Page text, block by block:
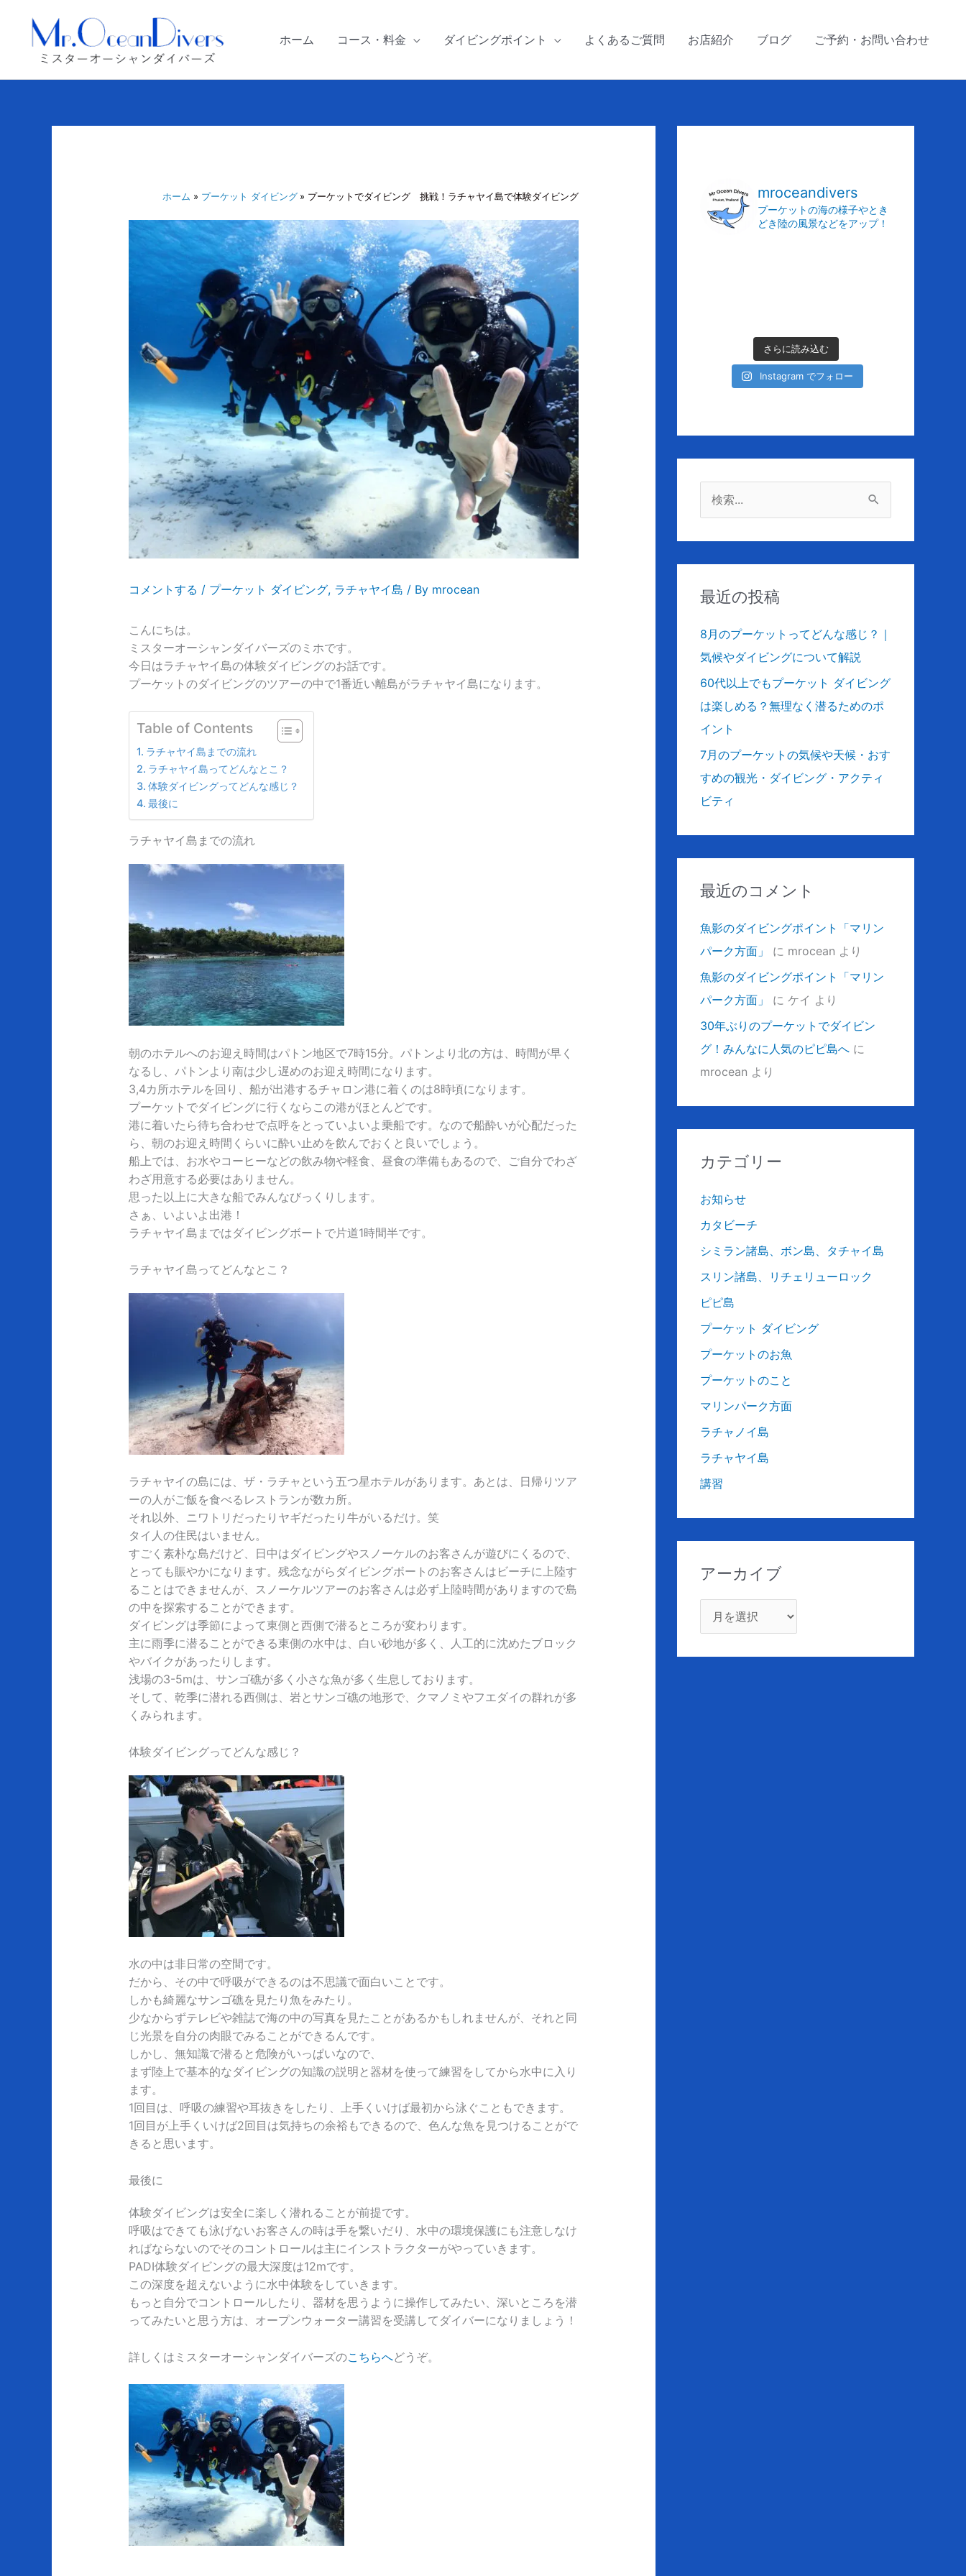
キ
ホーム コース・料金 ダイビングポイント よくあるご質問 お店紹介 ブログ ご予約・お問い合わせ
ホーム プーケット ダイビング プーケットでダイビング 挑戦！ラチャヤイ島で体験ダイビング
コメントする / プーケット ダイビング, ラチャヤイ島 / By mrocean
こんにちは。
ミスターオーシャンダイバーズのミホです。
今日はラチャヤイ島の体験ダイビングのお話です。
プーケットのダイビングのツアーの中で1番近い離島がラチャヤイ島になります。
Table of Contents
ラチャヤイ島までの流れ
ラチャヤイ島ってどんなとこ？
体験ダイビングってどんな感じ？
最後に
ラチャヤイ島までの流れ
朝のホテルへのお迎え時間はパトン地区で7時15分。パトンより北の方は、時間が早く
なるし、パトンより南は少し遅めのお迎え時間になります。
3,4カ所ホテルを回り、船が出港するチャロン港に着くのは8時頃になります。
プーケットでダイビングに行くならこの港がほとんどです。
港に着いたら待ち合わせで点呼をとっていよいよ乗船です。なので船酔いが心配だった
ら、朝のお迎え時間くらいに酔い止めを飲んでおくと良いでしょう。
船上では、お水やコーヒーなどの飲み物や軽食、昼食の準備もあるので、ご自分でわざ
わざ用意する必要はありません。
思った以上に大きな船でみんなびっくりします。
さぁ、いよいよ出港！
ラチャヤイ島まではダイビングボートで片道1時間半です。
ラチャヤイ島ってどんなとこ？
ラチャヤイの島には、ザ・ラチャという五つ星ホテルがあります。あとは、日帰りツア
ーの人がご飯を食べるレストランが数カ所。
それ以外、ニワトリだったりヤギだったり牛がいるだけ。笑
タイ人の住民はいません。
すごく素朴な島だけど、日中はダイビングやスノーケルのお客さんが遊びにくるので、
とっても賑やかになります。残念ながらダイビングボートのお客さんはビーチに上陸す
ることはできませんが、スノーケルツアーのお客さんは必ず上陸時間がありますので島
の中を探索することができます。
ダイビングは季節によって東側と西側で潜るところが変わります。
主に雨季に潜ることができる東側の水中は、白い砂地が多く、人工的に沈めたブロック
やバイクがあったりします。
浅場の3-5mは、サンゴ礁が多く小さな魚が多く生息しております。
そして、乾季に潜れる西側は、岩とサンゴ礁の地形で、クマノミやフエダイの群れが多
くみられます。
体験ダイビングってどんな感じ？
水の中は非日常の空間です。
だから、その中で呼吸ができるのは不思議で面白いことです。
しかも綺麗なサンゴ礁を見たり魚をみたり。
少なからずテレビや雑誌で海の中の写真を見たことがあるかもしれませんが、それと同
じ光景を自分の肉眼でみることができるんです。
しかし、無知識で潜ると危険がいっぱいなので、
まず陸上で基本的なダイビングの知識の説明と器材を使って練習をしてから水中に入り
ます。
1回目は、呼吸の練習や耳抜きをしたり、上手くいけば最初から泳ぐこともできます。
1回目が上手くいけば2回目は気持ちの余裕もできるので、色んな魚を見つけることがで
きると思います。
最後に
体験ダイビングは安全に楽しく潜れることが前提です。
呼吸はできても泳げないお客さんの時は手を繋いだり、水中の環境保護にも注意しなけ
ればならないのでそのコントロールは主にインストラクターがやっていきます。
PADI体験ダイビングの最大深度は12mです。
この深度を超えないように水中体験をしていきます。
もっと自分でコントロールしたり、器材を思うように操作してみたい、深いところを潜
ってみたいと思う方は、オープンウォーター講習を受講してダイバーになりましょう！
詳しくはミスターオーシャンダイバーズのこちらへどうぞ。
mroceandivers
プーケットの海の様子やとき
どき陸の風景などをアップ！
さらに読み込む
Instagram でフォロー
:最近の投稿
8月のプーケットってどんな感じ？｜
気候やダイビングについて解説
60代以上でもプーケット ダイビング
は楽しめる？無理なく潜るためのポ
イント
7月のプーケットの気候や天候・おす
すめの観光・ダイビング・アクティ
ビティ
最近のコメント
魚影のダイビングポイント「マリン
パーク方面」
に mrocean より
魚影のダイビングポイント「マリン
パーク方面」
に ケイ より
30年ぶりのプーケットでダイビン
グ！みんなに人気のピピ島へ に
mrocean より
カテゴリー
お知らせ
カタビーチ
シミラン諸島、ボン島、タチャイ島
スリン諸島、リチェリューロック
ピピ島
プーケット ダイビング
プーケットのお魚
プーケットのこと
マリンパーク方面
ラチャノイ島
ラチャヤイ島
講習
アーカイブ